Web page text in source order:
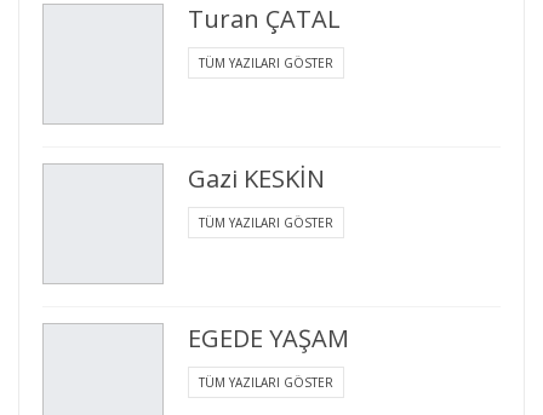
Turan ÇATAL
TÜM YAZILARI GÖSTER
Gazi KESKİN
TÜM YAZILARI GÖSTER
EGEDE YAŞAM
TÜM YAZILARI GÖSTER